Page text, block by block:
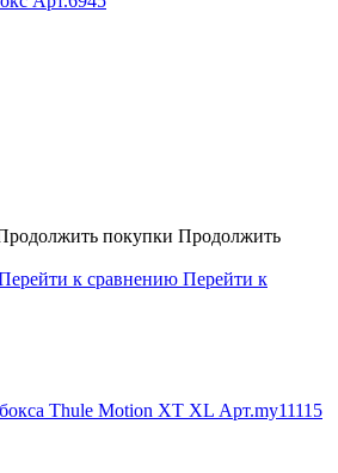
покупки Продолжить
к сравнению Перейти к
Thule Motion XT XL Арт.my11115